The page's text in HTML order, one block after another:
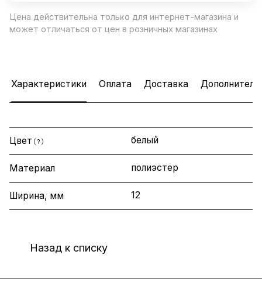
Цена действительна только для интернет-магазина и
может отличаться от цен в розничных магазинах
Характеристики Оплата Доставка
Цвет ? белый
Материал полиэстер
Ширина, мм 12
Назад к списку